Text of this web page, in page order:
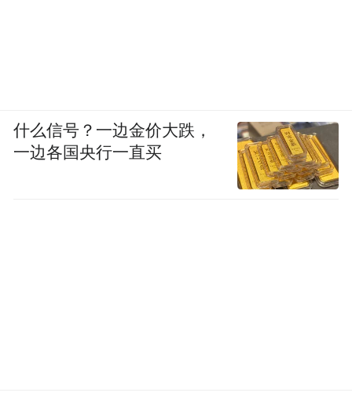
什么信号？一边金价大跌，
一边各国央行一直买